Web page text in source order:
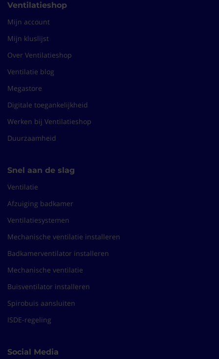
Ventilatieshop
Mijn account
Mijn kluslijst
Over Ventilatieshop
Ventilatie blog
Megastore
Digitale toegankelijkheid
Werken bij Ventilatieshop
Duurzaamheid
Snel aan de slag
Ventilatie
Afzuiging badkamer
Ventilatiesystemen
Mechanische ventilatie installeren
Badkamerventilator installeren
Mechanische ventilatie
Buisventilator installeren
Spirobuis aansluiten
ISDE-regeling
Social Media